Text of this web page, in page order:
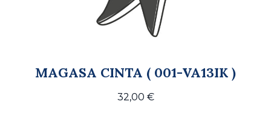
MAGASA CINTA ( 001-VA13IK )
32,00 €